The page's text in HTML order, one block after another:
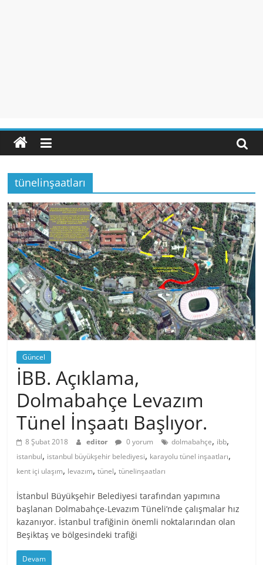
tünelinşaatları
Güncel
İBB. Açıklama,
Dolmabahçe Levazım
Tünel İnşaatı Başlıyor.
8 Şubat 2018 editor 0 yorum dolmabahçe, ibb,
istanbul, istanbul büyükşehir belediyesi, karayolu tünel inşaatları,
kent içi ulaşım, levazım,tünel,tünelinşaatları
İstanbul Büyükşehir Belediyesi tarafından yapımına
başlanan Dolmabahçe-Levazım Tüneli’nde çalışmalar hız
kazanıyor. İstanbul trafiğinin önemli noktalarından olan
Beşiktaş ve bölgesindeki trafiği
Devam